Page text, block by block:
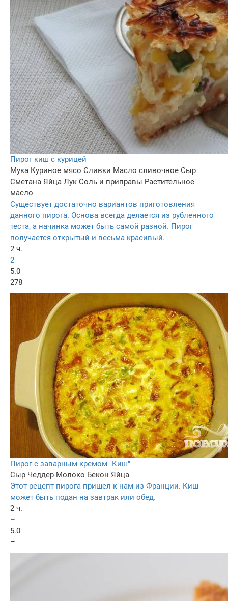
Пирог киш с курицей
Мука Куриное мясо Сливки Масло сливочное Сыр
Сметана Яйца Лук Соль и приправы Растительное
масло
Существует достаточно вариантов приготовления
данного пирога. Основа всегда делается из рубленного
теста, а начинка может быть самой разной. Пирог
получается открытый и весьма красивый.
2 ч.
2
5.0
278
Пирог с заварным кремом "Киш"
Сыр Чеддер Молоко Бекон Яйца
Этот рецепт пирога пришел к нам из Франции. Киш
может быть подан на завтрак или обед.
2 ч.
–
5.0
–